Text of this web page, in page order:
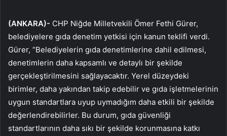
(ANKARA)- CHP Niğde Milletvekili Ömer Fethi Gürer,
belediyelere gıda denetim yetkisi için kanun teklifi verdi.
Gürer, “Belediyelerin gıda denetimlerine dahil edilmesi,
denetimlerin daha kapsamlı ve detaylı bir şekilde
gerçekleştirilmesini sağlayacaktır. Yerel düzeydeki
birimler, daha yakından takip edebilir ve gıda işletmelerinin
uygun standartlara uyup uymadığım daha etkili bir şekilde
değerlendirebilirler. Bu durum, gıda güvenliği
standartlarının daha sıkı bir şekilde korunmasına katkı